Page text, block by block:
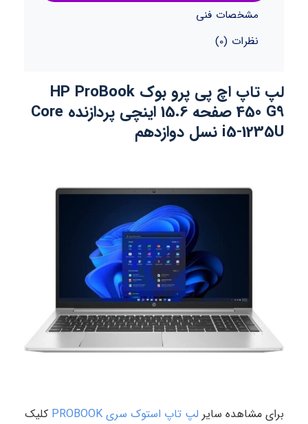
مشخصات فنی
نظرات (0)
لپ تاپ اچ پی پرو بوک HP ProBook
450 G9 صفحه 15.6 اینچی پردازنده Core
i5-1235U نسل دوازدهم
برای مشاهده سایر لپ تاپ استوک سری PROBOOK
کلیک